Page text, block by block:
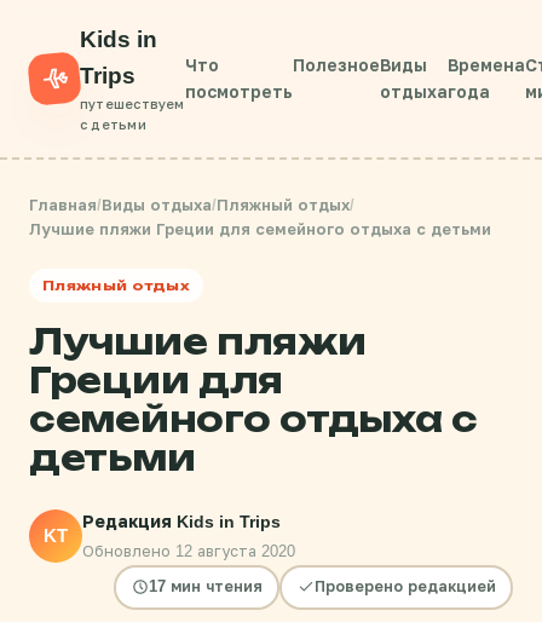
Kids in
Trips
путешествуем
с детьми
Что
посмотреть
ПолезноеВиды
отдыха
Времена
года
Главная/Виды отдыха/Пляжный отдых/
Лучшие пляжи Греции для семейного отдыха с детьми
Пляжный отдых
Лучшие пляжи
Греции для
семейного отдыха с
детьми
KT
Редакция Kids in Trips
Обновлено 12 августа 2020
17 мин чтения Проверено редакцией